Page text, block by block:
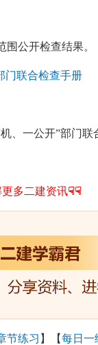
公开检查结果。
门联合检查手册
、一公开”部门联
多二建资讯☟☟
节练习 】【每日一